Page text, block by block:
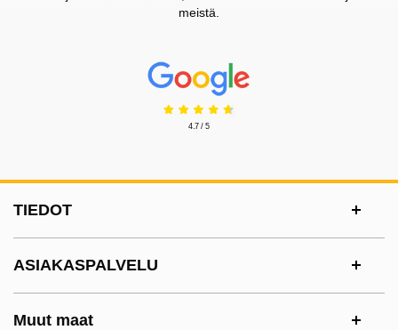
meistä.
Prisjakt Arvostelu: 4.7 Tähdet
4.7 / 5
TIEDOT
ASIAKASPALVELU
Muut maat